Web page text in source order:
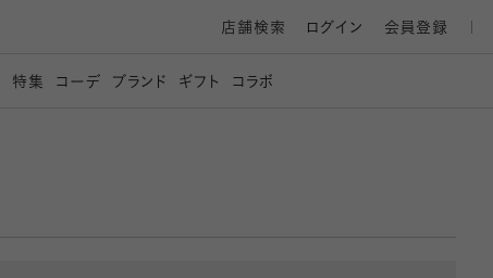
店舗検索 ログイン 会員登録
特集 コーデ ブランド ギフト コラボ